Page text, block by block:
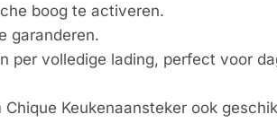
boog te activeren.
garanderen.
per volledige lading, perfect voor
Keukenaansteker ook